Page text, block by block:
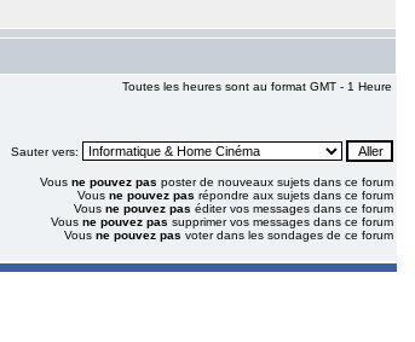
Toutes les heures sont au format GMT - 1 Heure
Sauter vers:
Vous ne pouvez pas poster de nouveaux sujets dans ce forum
Vous ne pouvez pas répondre aux sujets dans ce forum
Vous ne pouvez pas éditer vos messages dans ce forum
Vous ne pouvez pas supprimer vos messages dans ce forum
Vous ne pouvez pas voter dans les sondages de ce forum